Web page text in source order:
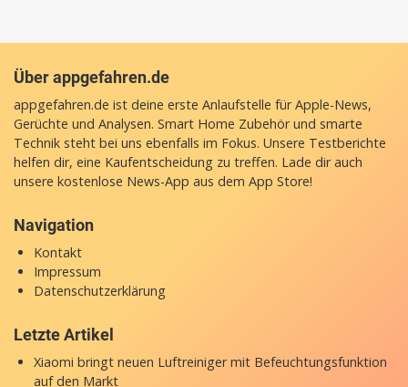
Über appgefahren.de
appgefahren.de ist deine erste Anlaufstelle für Apple-News,
Gerüchte und Analysen. Smart Home Zubehör und smarte
Technik steht bei uns ebenfalls im Fokus. Unsere Testberichte
helfen dir, eine Kaufentscheidung zu treffen. Lade dir auch
unsere kostenlose News-App aus dem App Store!
Navigation
Kontakt
Impressum
Datenschutzerklärung
Letzte Artikel
Xiaomi bringt neuen Luftreiniger mit Befeuchtungsfunktion
auf den Markt